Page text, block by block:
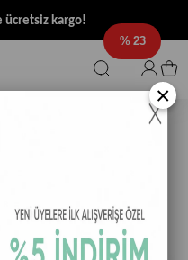
ücretsiz kargo!
23
×